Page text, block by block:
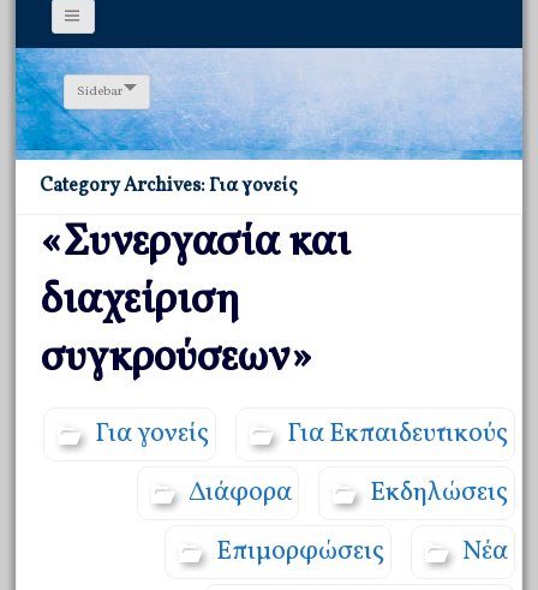
Sidebar
Category Archives: Για γονείς
«Συνεργασία και
διαχείριση
συγκρούσεων»
Για γονείς
Για Εκπαιδευτικούς
Διάφορα
Εκδηλώσεις
Επιμορφώσεις
Νέα